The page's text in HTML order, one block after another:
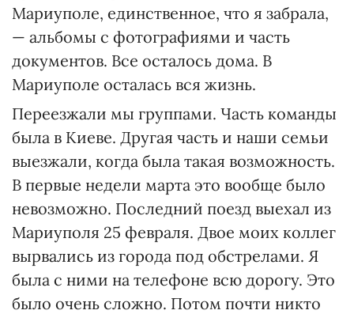
Мариуполе, единственное, что я забрала,
— альбомы с фотографиями и часть
документов. Все осталось дома. В
Мариуполе осталась вся жизнь.
Переезжали мы группами. Часть команды
была в Киеве. Другая часть и наши семьи
выезжали, когда была такая возможность.
В первые недели марта это вообще было
невозможно. Последний поезд выехал из
Мариуполя 25 февраля. Двое моих коллег
вырвались из города под обстрелами. Я
была с ними на телефоне всю дорогу. Это
было очень сложно. Потом почти никто